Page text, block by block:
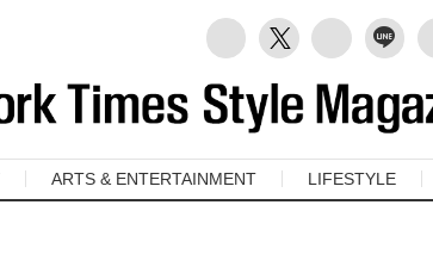
ARTS & ENTERTAINMENT LIFESTYLE